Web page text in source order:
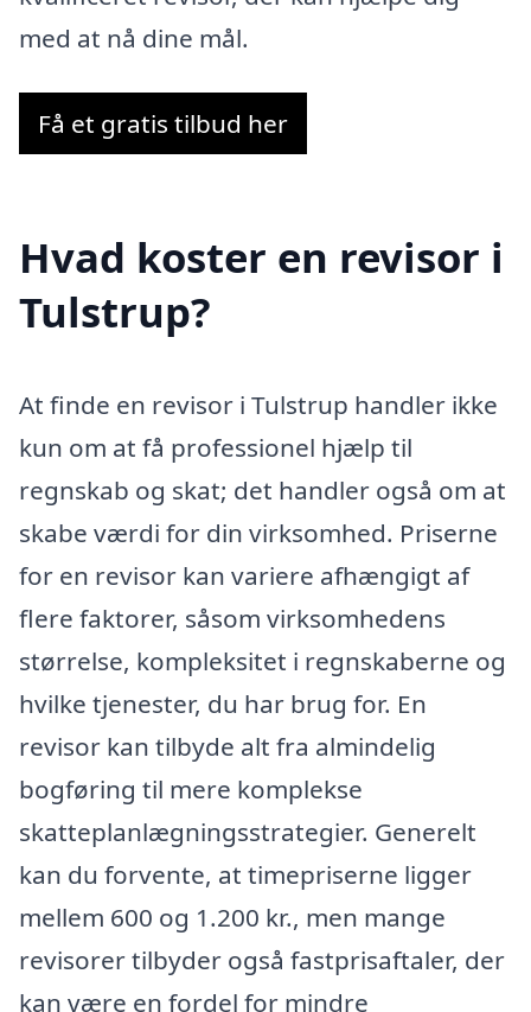
med at nå dine mål.
Få et gratis tilbud her
Hvad koster en revisor i
Tulstrup?
At finde en revisor i Tulstrup handler ikke
kun om at få professionel hjælp til
regnskab og skat; det handler også om at
skabe værdi for din virksomhed. Priserne
for en revisor kan variere afhængigt af
flere faktorer, såsom virksomhedens
størrelse, kompleksitet i regnskaberne og
hvilke tjenester, du har brug for. En
revisor kan tilbyde alt fra almindelig
bogføring til mere komplekse
skatteplanlægningsstrategier. Generelt
kan du forvente, at timepriserne ligger
mellem 600 og 1.200 kr., men mange
revisorer tilbyder også fastprisaftaler, der
kan være en fordel for mindre